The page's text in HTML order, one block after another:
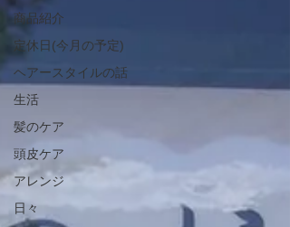
商品紹介
定休日(今月の予定)
ヘアースタイルの話
生活
髪のケア
頭皮ケア
アレンジ
日々